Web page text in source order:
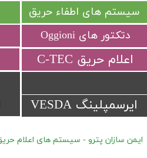
​اعلام حریق C-TEC​​​​​​​
ایرسمپلینگ VESDA
سیستم های اطفاء حریق
دتکتور های Oggioni
ایمن سازان پترو - سیستم های اعلام